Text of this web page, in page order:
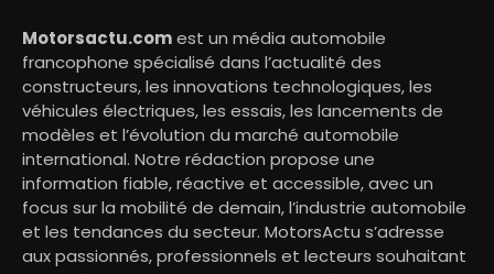
Motorsactu.comest un média automobile
francophone spécialisé dans l’actualité des
constructeurs, les innovations technologiques, les
véhicules électriques, les essais, les lancements de
modèles et l’évolution du marché automobile
international. Notre rédaction propose une
information fiable, réactive et accessible, avec un
focus sur la mobilité de demain, l’industrie automobile
et les tendances du secteur. MotorsActu s’adresse
aux passionnés, professionnels et lecteurs souhaitant